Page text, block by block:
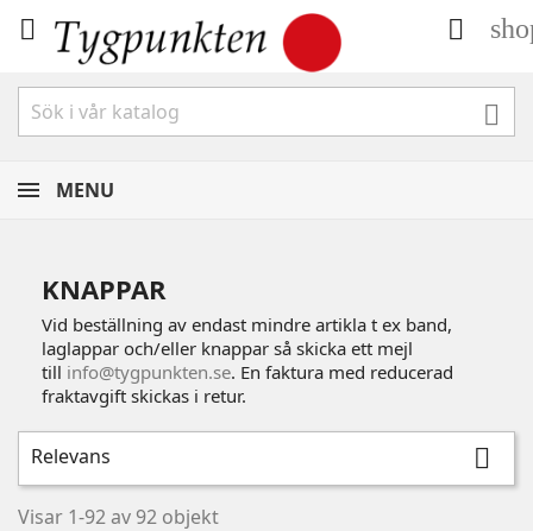
 

MENU
KNAPPAR
Vid beställning av endast mindre artikla t ex band,
laglappar och/eller knappar så skicka ett mejl
till info@tygpunkten.se. En faktura med reducerad
fraktavgift skickas i retur.
Relevans 
Visar 1-92 av 92 objekt